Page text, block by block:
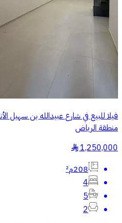
فيلا للبيع في شارع عبيدالله بن سهيل
منطقة الرياض
1,250,000
§
208م²
4
5
2